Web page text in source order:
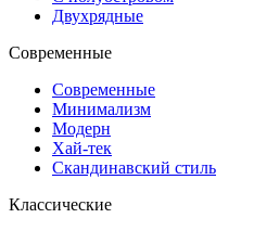
Двухрядные
Современные
Современные
Минимализм
Модерн
Хай-тек
Скандинавский стиль
Классические